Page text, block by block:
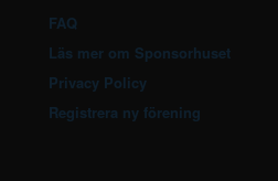
FAQ
Läs mer om Sponsorhuset
Privacy Policy
Registrera ny förening